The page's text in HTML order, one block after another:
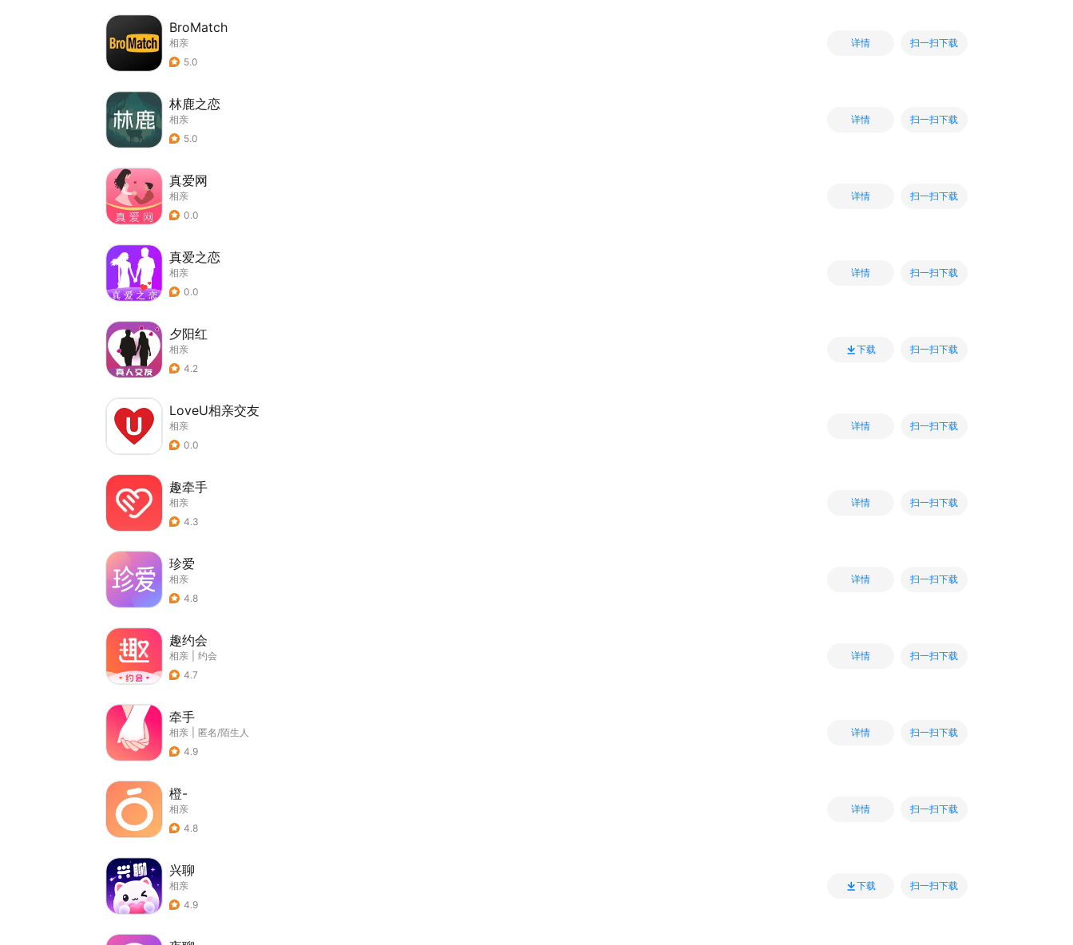
BroMatch
相亲
5.0
详情 扫一扫下载
林鹿之恋
相亲
5.0
详情 扫一扫下载
真爱网
相亲
0.0
详情 扫一扫下载
真爱之恋
相亲
0.0
详情 扫一扫下载
夕阳红
相亲
4.2
下载 扫一扫下载
LoveU相亲交友
相亲
0.0
详情 扫一扫下载
趣牵手
相亲
4.3
详情 扫一扫下载
珍爱
相亲
4.8
详情 扫一扫下载
趣约会
相亲
约会
4.7
详情 扫一扫下载
牵手
相亲
匿名/陌生人
4.9
详情 扫一扫下载
橙-
相亲
4.8
详情 扫一扫下载
兴聊
相亲
4.9
下载 扫一扫下载